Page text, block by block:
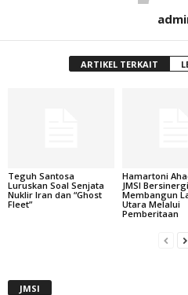
ARTIKEL TERKAIT
Teguh Santosa
Luruskan Soal Senjata
Nuklir Iran dan “Ghost
Fleet”
Hamartoni
JMSI Bersinergi
Membangun
Utara Melalui
Pemberitaan
JMSI